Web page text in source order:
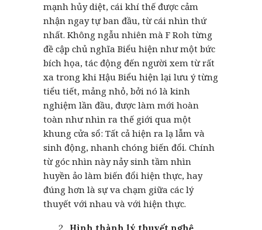
mạnh hủy diệt, cái khí thế được cảm
nhận ngay tự ban đầu, từ cái nhìn thứ
nhất. Không ngẫu nhiên mà F Roh từng
đề cập chủ nghĩa Biểu hiện như một bức
bích họa, tác động đến người xem từ rất
xa trong khi Hậu Biểu hiện lại lưu ý từng
tiểu tiết, mảng nhỏ, bởi nó là kinh
nghiệm lần đầu, được làm mới hoàn
toàn như nhìn ra thế giới qua một
khung cửa sổ: Tất cả hiện ra lạ lẫm và
sinh động, nhanh chóng biến đổi. Chính
từ góc nhìn này nảy sinh tầm nhìn
huyền ảo làm biến đổi hiện thực, hay
đúng hơn là sự va chạm giữa các lý
thuyết với nhau và với hiện thực.